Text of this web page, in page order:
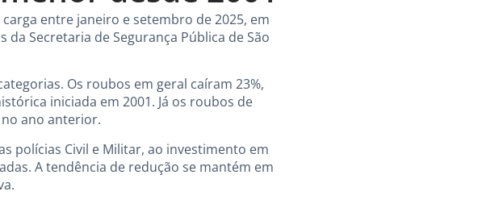
entre janeiro e setembro de 2025, em
Secretaria de Segurança Pública de São
Os roubos em geral caíram 23%,
iniciada em 2001. Já os roubos de
ano anterior.
polícias Civil e Militar, ao investimento em
A tendência de redução se mantém em